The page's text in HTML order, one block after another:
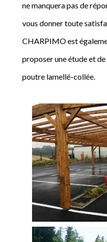
ne manquera pas de
vous donner toute
CHARPIMO est
proposer une étude et
poutre lamellé-collée.